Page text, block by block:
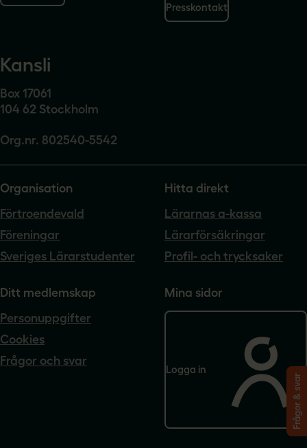
Presskontakt
Kansli
Box 17061
104 62 Stockholm
Org.nr. 802540-5542
Organisation
Förtroendevald
Föreningar
Sveriges Lärarstudenter
Hitta direkt
Lärarnas a-kassa
Lärarförsäkringar
Profil- och trycksaker
Ditt medlemskap
Personuppgifter
Cookies
Frågor och svar
Mina sidor
Logga in
Frågor & svar